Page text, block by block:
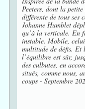
Peeters, dont la
différente de tous ses
Johanne Humblet
qu’à la verticale. En
instable. Mobile,
multitude de défis. Et
l’équilibre est sûr,
des culbutes, en
situés, comme nous,
coups - Septembre